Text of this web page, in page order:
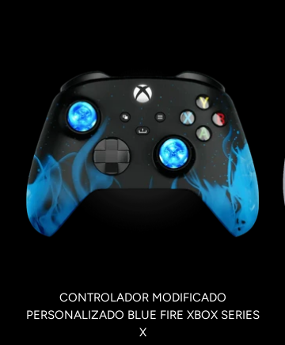
CONTROLADOR MODIFICADO
PERSONALIZADO BLUE FIRE XBOX SERIES
X